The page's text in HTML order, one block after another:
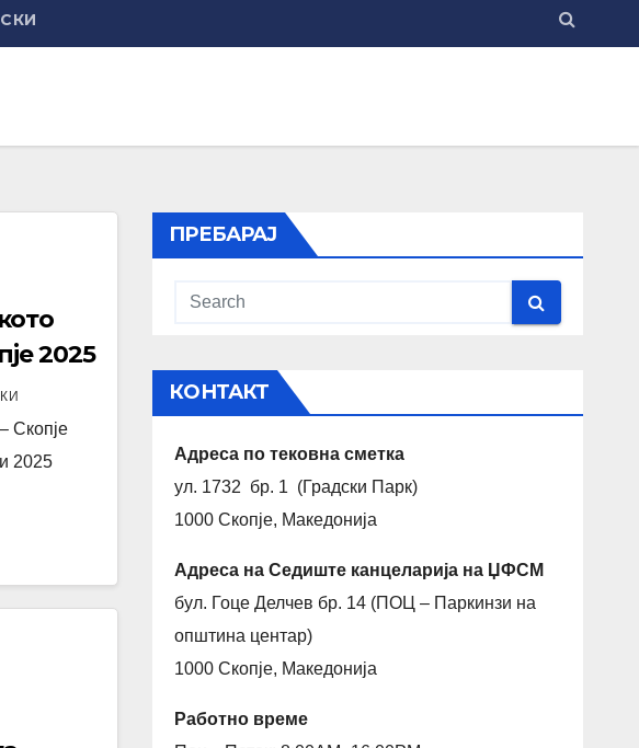
2025
Скопје
2025
ПРЕБАРАЈ
КОНТАКТ
Адреса по тековна сметка
ул. 1732 бр. 1 (Градски Парк)
1000 Скопје, Македонија
Адреса на Седиште канцеларија на ЏФСМ
бул. Гоце Делчев бр. 14 (ПОЦ – Паркинзи на
општина центар)
1000 Скопје, Македонија
Работно време